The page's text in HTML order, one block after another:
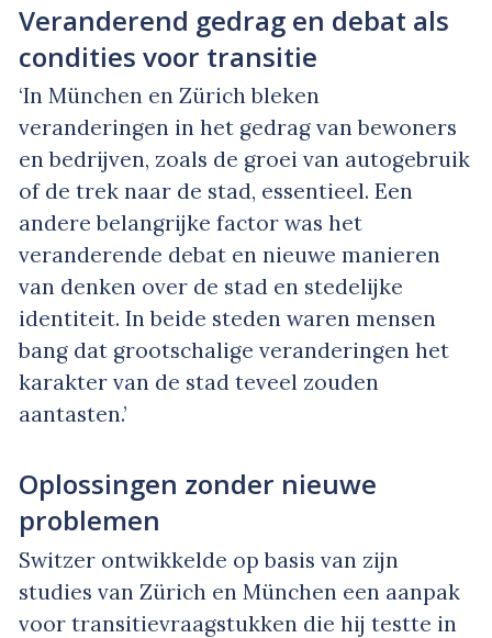
Veranderend gedrag en debat als
condities voor transitie
‘In München en Zürich bleken
veranderingen in het gedrag van bewoners
en bedrijven, zoals de groei van autogebruik
of de trek naar de stad, essentieel. Een
andere belangrijke factor was het
veranderende debat en nieuwe manieren
van denken over de stad en stedelijke
identiteit. In beide steden waren mensen
bang dat grootschalige veranderingen het
karakter van de stad teveel zouden
aantasten.’
Oplossingen zonder nieuwe
problemen
Switzer ontwikkelde op basis van zijn
studies van Zürich en München een aanpak
voor transitievraagstukken die hij testte in